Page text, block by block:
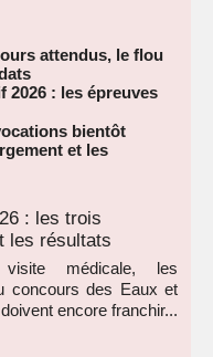
attendus, le flou
2026 : les épreuves
bientôt
et les
: les trois
les résultats
médicale, les
concours des Eaux et
encore franchir...